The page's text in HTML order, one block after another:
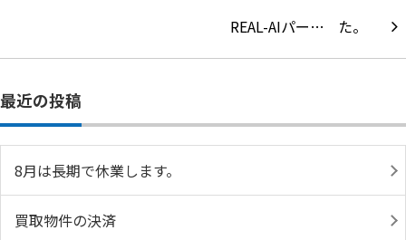
REAL-AIパー…
最近の投稿
8月は長期で休業します。
買取物件の決済